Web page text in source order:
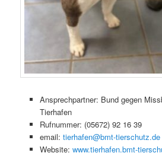
Ansprechpartner: Bund gegen
Tierhafen
Rufnummer: (05672) 92 16 39
email: tierhafen@bmt-tierschutz.de
Website: www.tierhafen.bmt-